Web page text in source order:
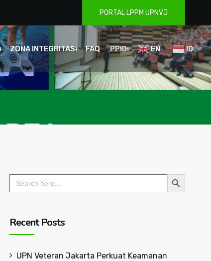
PORTAL LPPM UPNVJ
ZONA INTEGRITAS FAQ PPID EN ID
Search
for:
Search Button
Recent Posts
UPN Veteran Jakarta Perkuat Keamanan